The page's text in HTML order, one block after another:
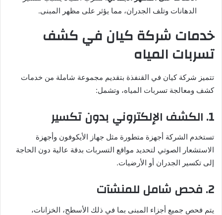
الدهانات وتلف الجدران، مما يؤثر على مظهر المبنى.
خدمات شركة كيان في كشف
تسربات المياه
تتميز شركة كيان في القنفذة بتقديم مجموعة شاملة من خدمات
كشف ومعالجة تسربات المياه، وتشمل:
1. الكشف الإلكتروني بدون تكسير
تستخدم الشركة أجهزة متطورة مثل جهاز الأيكوفون وأجهزة
الاستشعار الصوتي لتحديد مواقع التسربات بدقة عالية دون الحاجة
إلى تكسير الجدران أو الأرضيات.
2. فحص شامل للمنشآت
يتم فحص جميع أجزاء المبنى بما في ذلك الأسطح، الخزانات،